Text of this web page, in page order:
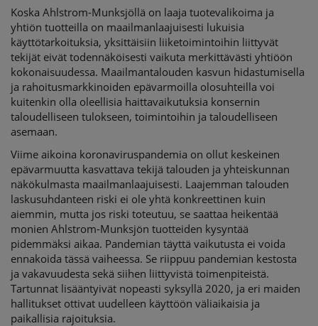
Koska Ahlstrom-Munksjöllä on laaja tuotevalikoima ja
yhtiön tuotteilla on maailmanlaajuisesti lukuisia
käyttötarkoituksia, yksittäisiin liiketoimintoihin liittyvät
tekijät eivät todennäköisesti vaikuta merkittävästi yhtiöön
kokonaisuudessa. Maailmantalouden kasvun hidastumisella
ja rahoitusmarkkinoiden epävarmoilla olosuhteilla voi
kuitenkin olla oleellisia haittavaikutuksia konsernin
taloudelliseen tulokseen, toimintoihin ja taloudelliseen
asemaan.
Viime aikoina koronaviruspandemia on ollut keskeinen
epävarmuutta kasvattava tekijä talouden ja yhteiskunnan
näkökulmasta maailmanlaajuisesti. Laajemman talouden
laskusuhdanteen riski ei ole yhtä konkreettinen kuin
aiemmin, mutta jos riski toteutuu, se saattaa heikentää
monien Ahlstrom-Munksjön tuotteiden kysyntää
pidemmäksi aikaa. Pandemian täyttä vaikutusta ei voida
ennakoida tässä vaiheessa. Se riippuu pandemian kestosta
ja vakavuudesta sekä siihen liittyvistä toimenpiteistä.
Tartunnat lisääntyivät nopeasti syksyllä 2020, ja eri maiden
hallitukset ottivat uudelleen käyttöön väliaikaisia ja
paikallisia rajoituksia.